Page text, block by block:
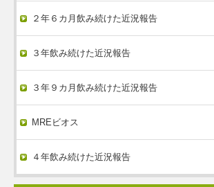
２年６カ月飲み続けた近況報告
３年飲み続けた近況報告
３年９カ月飲み続けた近況報告
MREビオス
４年飲み続けた近況報告